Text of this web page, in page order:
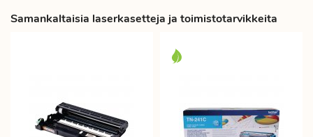
Samankaltaisia laserkasetteja ja toimistotarvikkeita